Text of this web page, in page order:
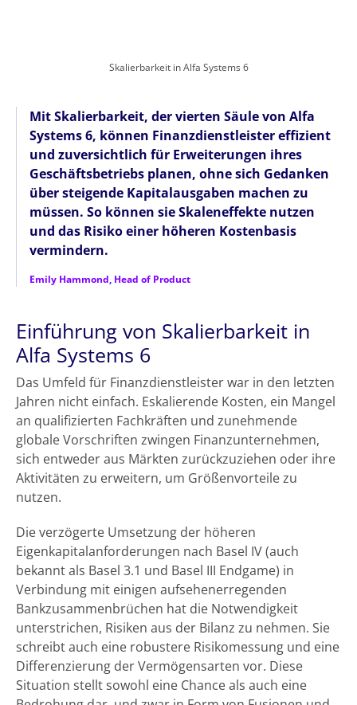
Skalierbarkeit in Alfa Systems 6
Mit Skalierbarkeit, der vierten Säule von Alfa
Systems 6, können Finanzdienstleister effizient
und zuversichtlich für Erweiterungen ihres
Geschäftsbetriebs planen, ohne sich Gedanken
über steigende Kapitalausgaben machen zu
müssen. So können sie Skaleneffekte nutzen
und das Risiko einer höheren Kostenbasis
vermindern.
Emily Hammond, Head of Product
Einführung von Skalierbarkeit in
Alfa Systems 6
Das Umfeld für Finanzdienstleister war in den letzten
Jahren nicht einfach. Eskalierende Kosten, ein Mangel
an qualifizierten Fachkräften und zunehmende
globale Vorschriften zwingen Finanzunternehmen,
sich entweder aus Märkten zurückzuziehen oder ihre
Aktivitäten zu erweitern, um Größenvorteile zu
nutzen.
Die verzögerte Umsetzung der höheren
Eigenkapitalanforderungen nach Basel IV (auch
bekannt als Basel 3.1 und Basel III Endgame) in
Verbindung mit einigen aufsehenerregenden
Bankzusammenbrüchen hat die Notwendigkeit
unterstrichen, Risiken aus der Bilanz zu nehmen. Sie
schreibt auch eine robustere Risikomessung und eine
Differenzierung der Vermögensarten vor. Diese
Situation stellt sowohl eine Chance als auch eine